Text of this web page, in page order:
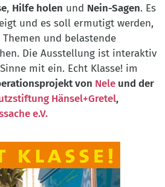
, Hilfe holen und Nein-Sagen. Es
und es soll ermutigt werden,
und belastende
Die Ausstellung ist interaktiv
mit ein. Echt Klasse! im
von Nele und der
Hänsel+Gretel,
e.V.